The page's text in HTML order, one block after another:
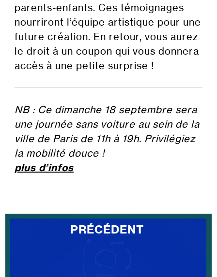
parents-enfants. Ces témoignages
nourriront l’équipe artistique pour une
future création. En retour, vous aurez
le droit à un coupon qui vous donnera
accès à une petite surprise !
NB : Ce dimanche 18 septembre sera
une journée sans voiture au sein de la
ville de Paris de 11h à 19h. Privilégiez
la mobilité douce !
plus d’infos
PRÉCÉDENT